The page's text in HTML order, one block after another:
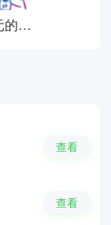
次元的世界软件库
查看
查看